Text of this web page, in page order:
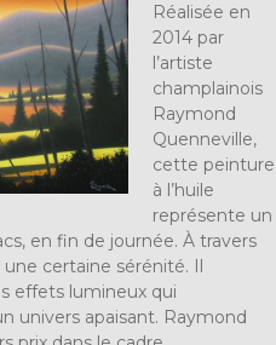
Réalisée en
2014 par
l’artiste
champlainois
Raymond
Quenneville,
cette peinture
à l’huile
représente un
en fin de journée. À travers
une certaine sérénité. Il
effets lumineux qui
univers apaisant. Raymond